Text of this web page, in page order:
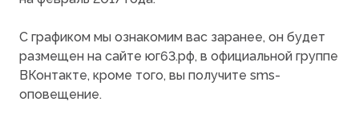
С графиком мы ознакомим вас заранее, он будет
размещен на сайте юг63.рф, в официальной группе
ВКонтакте, кроме того, вы получите sms-
оповещение.